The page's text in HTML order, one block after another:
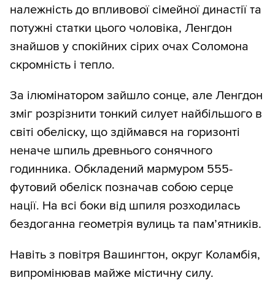
належність до впливової сімейної династії та
потужні статки цього чоловіка, Ленгдон
знайшов у спокійних сірих очах Соломона
скромність і тепло.
За ілюмінатором зайшло сонце, але Ленгдон
зміг розрізнити тонкий силует найбільшого в
світі обеліску, що здіймався на горизонті
неначе шпиль древнього сонячного
годинника. Обкладений мармуром 555-
футовий обеліск позначав собою серце
нації. На всі боки від шпиля розходилась
бездоганна геометрія вулиць та пам’ятників.
Навіть з повітря Вашингтон, округ Коламбія,
випромінював майже містичну силу.